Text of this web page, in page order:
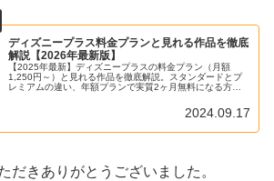
ディズニープラス料金プランと見れる作品を徹底
解説【2026年最新版】
【2025年最新】ディズニープラスの料金プラン（月額
1,250円～）と見れる作品を徹底解説。スタンダードとプ
レミアムの違い、年額プランで実質2ヶ月無料になる方
品、メリット・デメリットまで完全網羅。無料体験がなく
2024.09.17
だきありがとうございました。